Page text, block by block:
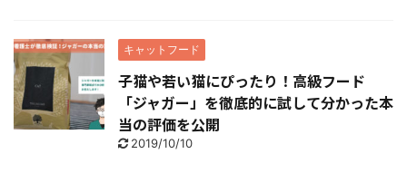
キャットフード
子猫や若い猫にぴったり！高級フード
「ジャガー」を徹底的に試して分かった本
当の評価を公開
2019/10/10